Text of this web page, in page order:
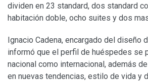
dividen en 23 standard, dos standard
habitación doble, ocho suites y dos
Ignacio Cadena, encargado del diseño
informó que el perfil de huéspedes se
nacional como internacional, además
en nuevas tendencias, estilo de vida y